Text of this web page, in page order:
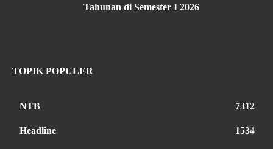
Tahunan di Semester I 2026
TOPIK POPULER
NTB 7312
Headline 1534